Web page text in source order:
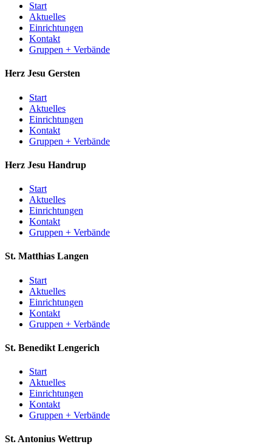
Start
Aktuelles
Einrichtungen
Kontakt
Gruppen + Verbände
Herz Jesu Gersten
Start
Aktuelles
Einrichtungen
Kontakt
Gruppen + Verbände
Herz Jesu Handrup
Start
Aktuelles
Einrichtungen
Kontakt
Gruppen + Verbände
St. Matthias Langen
Start
Aktuelles
Einrichtungen
Kontakt
Gruppen + Verbände
St. Benedikt Lengerich
Start
Aktuelles
Einrichtungen
Kontakt
Gruppen + Verbände
St. Antonius Wettrup